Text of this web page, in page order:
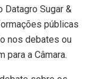
Datagro Sugar &
públicas
nos debates ou
a Câmara.